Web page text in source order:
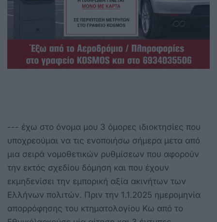
--- έχω στο όνομα μου 3 όμορες ιδιοκτησίες που
υποχρεούμαι να τις ενοποιήσω σήμερα μετα από
μια σειρά νομοθετικών ρυθμίσεων που αφορούν
την εκτός σχεδίου δόμηση και που έχουν
εκμηδενίσει την εμπορική αξία ακινήτων των
Ελλήνων πολιτών. Πριν την 1.1.2025 ημερομηνία
απορρόφησης του κτηματολογίου Κω από το